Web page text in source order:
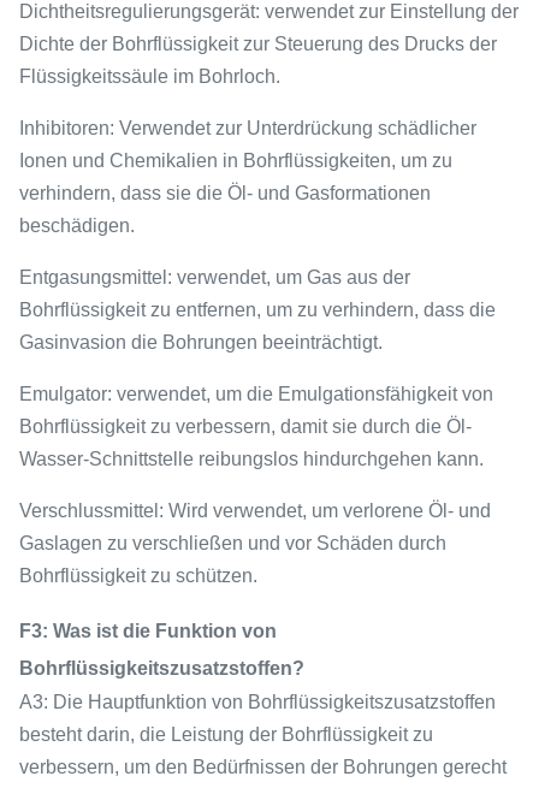
Dichtheitsregulierungsgerät: verwendet zur Einstellung der
Dichte der Bohrflüssigkeit zur Steuerung des Drucks der
Flüssigkeitssäule im Bohrloch.
Inhibitoren: Verwendet zur Unterdrückung schädlicher
Ionen und Chemikalien in Bohrflüssigkeiten, um zu
verhindern, dass sie die Öl- und Gasformationen
beschädigen.
Entgasungsmittel: verwendet, um Gas aus der
Bohrflüssigkeit zu entfernen, um zu verhindern, dass die
Gasinvasion die Bohrungen beeinträchtigt.
Emulgator: verwendet, um die Emulgationsfähigkeit von
Bohrflüssigkeit zu verbessern, damit sie durch die Öl-
Wasser-Schnittstelle reibungslos hindurchgehen kann.
Verschlussmittel: Wird verwendet, um verlorene Öl- und
Gaslagen zu verschließen und vor Schäden durch
Bohrflüssigkeit zu schützen.
F3: Was ist die Funktion von
Bohrflüssigkeitszusatzstoffen?
A3: Die Hauptfunktion von Bohrflüssigkeitszusatzstoffen
besteht darin, die Leistung der Bohrflüssigkeit zu
verbessern, um den Bedürfnissen der Bohrungen gerecht